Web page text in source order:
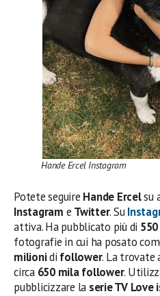
Hande Ercel Instagram
Potete seguire Hande Ercelsu
Instagram e Twitter. Su
attiva. Ha pubblicato più di
fotografie in cui ha posato
milionidi follower. La trovate
circa 650 mila follower.
pubblicizzare la serie TV Love